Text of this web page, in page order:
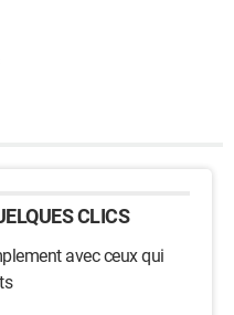
CLICS
avec ceux qui